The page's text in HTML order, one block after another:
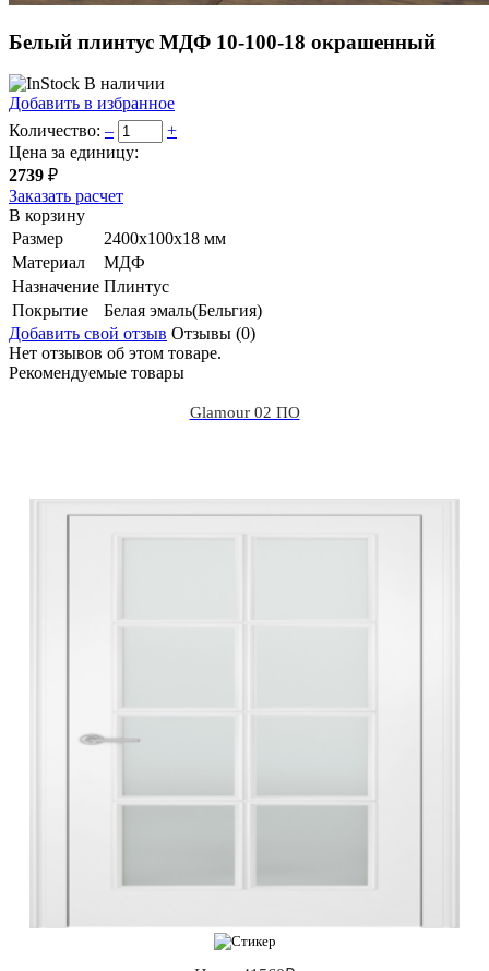
Белый плинтус МДФ 10-100-18 окрашенный
В наличии
Добавить в избранное
Количество: –
+
Цена за единицу:
2739 ₽
Заказать расчет
В корзину
Размер
2400х100х18 мм
Материал
МДФ
Назначение Плинтус
Покрытие
Белая эмаль(Бельгия)
Добавить свой отзыв Отзывы (0)
Нет отзывов об этом товаре.
Рекомендуемые товары
Glamour 02 ПО